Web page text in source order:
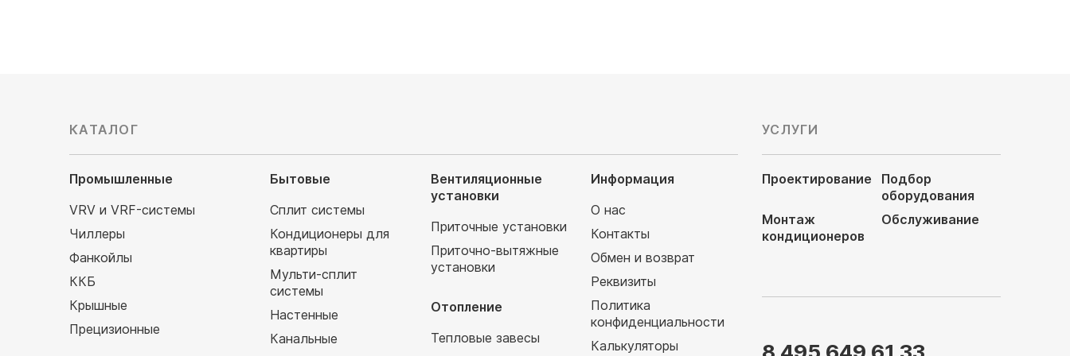
КАТАЛОГ
Промышленные
VRV и VRF-системы
Чиллеры
Фанкойлы
ККБ
Крышные
Прецизионные
Бытовые
Сплит системы
Кондиционеры для
квартиры
Мульти-сплит
системы
Настенные
Канальные
Вентиляционные
установки
Приточные установки
Приточно-вытяжные
установки
Отопление
Тепловые завесы
Информация
О нас
Контакты
Обмен и возврат
Реквизиты
Политика
конфиденциальности
Калькуляторы
УСЛУГИ
Проектирование
Подбор
оборудования
Монтаж
кондиционеров
Обслуживание